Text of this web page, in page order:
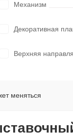
Механизм
Декоративная
Верхняя
меняться